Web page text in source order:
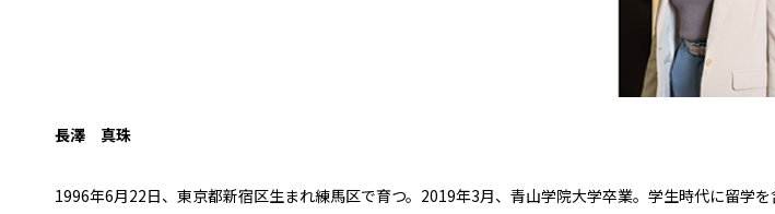
長澤 真珠
1996年6月22日、東京都新宿区生まれ練馬区で育つ。2019年3月、青山学院大学卒業。 学生時代に留学